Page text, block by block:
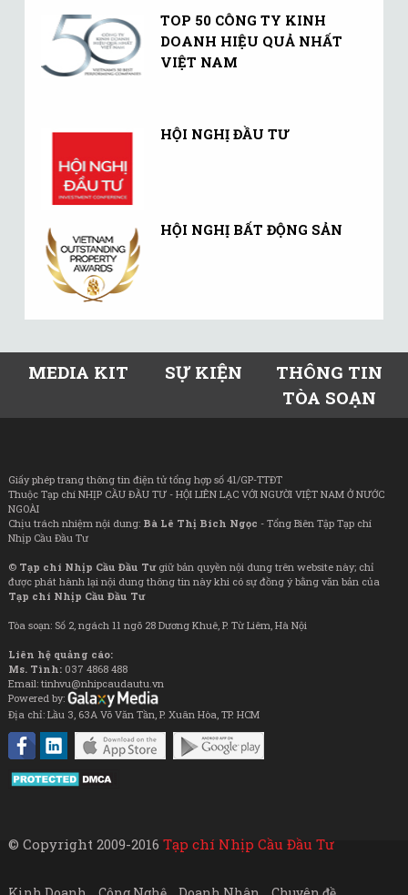
TOP 50 CÔNG TY KINH
DOANH HIỆU QUẢ NHẤT
VIỆT NAM
HỘI NGHỊ ĐẦU TƯ
HỘI NGHỊ BẤT ĐỘNG SẢN
MEDIA KIT SỰ KIỆN
THÔNG TIN
TÒA SOẠN
Giấy phép trang thông tin điện tử tổng hợp số 41/GP-TTĐT
Thuộc Tạp chí NHỊP CẦU ĐẦU TƯ - HỘI LIÊN LẠC VỚI NGƯỜI VIỆT NAM Ở NƯỚC
NGOÀI
Chịu trách nhiệm nội dung: Bà Lê Thị Bích Ngọc - Tổng Biên Tập Tạp chí
Nhịp Cầu Đầu Tư
© Tạp chí Nhịp Cầu Đầu Tưgiữ bản quyền nội dung trên website này; chỉ
được phát hành lại nội dung thông tin này khi có sự đồng ý bằng văn bản của
Tạp chí Nhịp Cầu Đầu Tư
Tòa soạn: Số 2, ngách 11 ngõ 28 Dương Khuê, P. Từ Liêm, Hà Nội
Liên hệ quảng cáo:
Ms. Tình: 037 4868 488
Email: tinhvu@nhipcaudautu.vn
Powered by:
Địa chỉ: Lầu 3, 63A Võ Văn Tần, P. Xuân Hòa, TP. HCM
© Copyright 2009-2016 Tạp chí Nhịp Cầu Đầu Tư